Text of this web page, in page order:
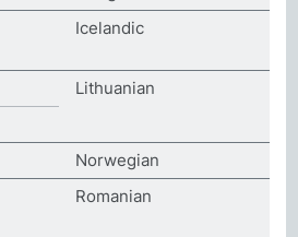
Icelandic
Lithuanian
Norwegian
Romanian